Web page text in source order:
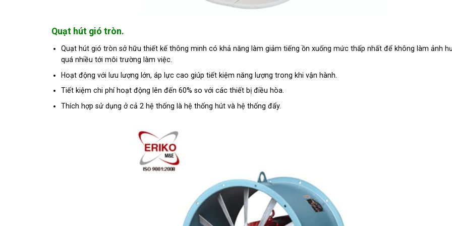
Quạt hút gió tròn.
Quạt hút gió tròn sở hữu thiết kế thông minh có khả năng làm giảm tiếng ồn xuống mức thấp nhất để không làm ảnh
quá nhiều tới môi trường làm việc.
Hoạt động với lưu lượng lớn, áp lực cao giúp tiết kiệm năng lượng trong khi vận hành.
Tiết kiệm chi phí hoạt động lên đến 60% so với các thiết bị điều hòa.
Thích hợp sử dụng ở cả 2 hệ thống là hệ thống hút và hệ thống đẩy.